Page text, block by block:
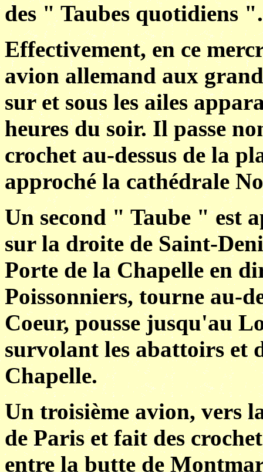
des " Taubes quotidiens ".
Effectivement, en ce
avion allemand aux
sur et sous les ailes
heures du soir. Il passe
crochet au-dessus de la
approché la cathédrale
Un second " Taube " est
sur la droite de Saint-
Porte de la Chapelle en
Poissonniers, tourne au-
Coeur, pousse jusqu'au
survolant les abattoirs et
Chapelle.
Un troisième avion, vers
de Paris et fait des
entre la butte de